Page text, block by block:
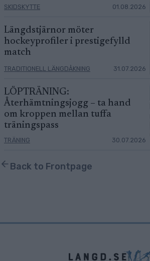
SKIDSKYTTE 01.08.2026
Längdstjärnor möter
hockeyprofiler i prestigefylld
match
TRADITIONELL LÄNGDÅKNING 31.07.2026
LÖPTRÄNING:
Återhämtningsjogg – ta hand
om kroppen mellan tuffa
träningspass
TRÄNING 30.07.2026
Back to Frontpage